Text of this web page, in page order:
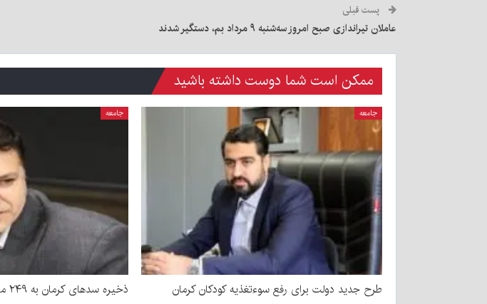
پست قبلی
عاملان تیراندازی صبح امروز سه‌شنبه ۹ مرداد بم، دستگیر شدند
ممکن است شما دوست داشته باشید
جامعه
طرح جدید دولت برای رفع سوءتغذیه کودکان کرمان
جامعه
ذخیره سدهای کرمان به ۲۴۹ میلیون مترمکعب رسید